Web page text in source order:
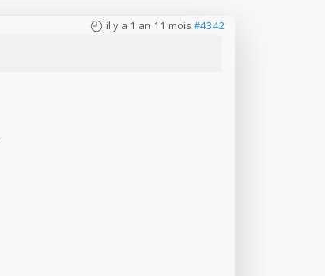
il y a 1 an 11 mois #4342